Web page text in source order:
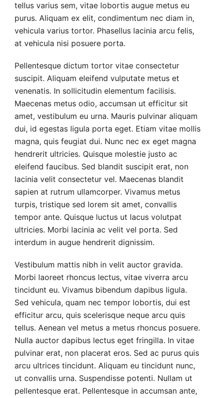
tellus varius sem, vitae lobortis augue metus eu
purus. Aliquam ex elit, condimentum nec diam in,
vehicula varius tortor. Phasellus lacinia arcu felis,
at vehicula nisi posuere porta.
Pellentesque dictum tortor vitae consectetur
suscipit. Aliquam eleifend vulputate metus et
venenatis. In sollicitudin elementum facilisis.
Maecenas metus odio, accumsan ut efficitur sit
amet, vestibulum eu urna. Mauris pulvinar aliquam
dui, id egestas ligula porta eget. Etiam vitae mollis
magna, quis feugiat dui. Nunc nec ex eget magna
hendrerit ultricies. Quisque molestie justo ac
eleifend faucibus. Sed blandit suscipit erat, non
lacinia velit consectetur vel. Maecenas blandit
sapien at rutrum ullamcorper. Vivamus metus
turpis, tristique sed lorem sit amet, convallis
tempor ante. Quisque luctus ut lacus volutpat
ultricies. Morbi lacinia ac velit vel porta. Sed
interdum in augue hendrerit dignissim.
Vestibulum mattis nibh in velit auctor gravida.
Morbi laoreet rhoncus lectus, vitae viverra arcu
tincidunt eu. Vivamus bibendum dapibus ligula.
Sed vehicula, quam nec tempor lobortis, dui est
efficitur arcu, quis scelerisque neque arcu quis
tellus. Aenean vel metus a metus rhoncus posuere.
Nulla auctor dapibus lectus eget fringilla. In vitae
pulvinar erat, non placerat eros. Sed ac purus quis
arcu ultrices tincidunt. Aliquam eu tincidunt nunc,
ut convallis urna. Suspendisse potenti. Nullam ut
pellentesque erat. Pellentesque in accumsan ante,